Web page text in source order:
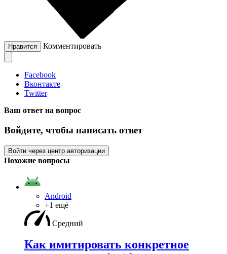
Нравится Комментировать
Facebook
Вконтакте
Twitter
Ваш ответ на вопрос
Войдите, чтобы написать ответ
Войти через центр авторизации
Похожие вопросы
Android
+1 ещё
Средний
Как имитировать конкретное